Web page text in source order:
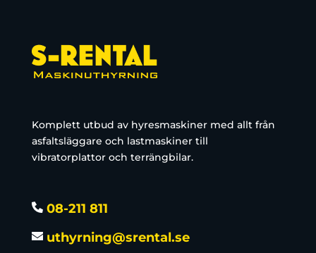
Komplett utbud av hyresmaskiner med allt från
asfaltsläggare och lastmaskiner till
vibratorplattor och terrängbilar.
08-211 811
uthyrning@srental.se